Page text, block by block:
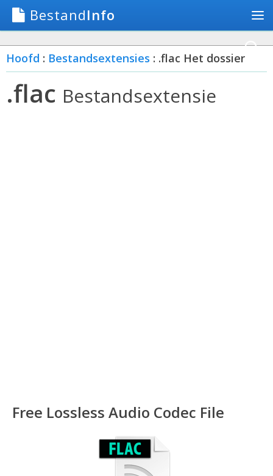
BestandInfo
Hoofd : Bestandsextensies : .flac Het dossier
.flac Bestandsextensie
Free Lossless Audio Codec File